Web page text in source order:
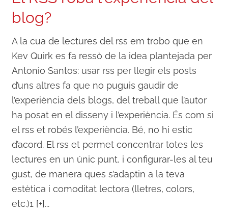
blog?
A la cua de lectures del rss em trobo que en
Kev Quirk es fa ressò de la idea plantejada per
Antonio Santos: usar rss per llegir els posts
d’uns altres fa que no puguis gaudir de
l’experiència dels blogs, del treball que l’autor
ha posat en el disseny i l’experiència. És com si
el rss et robés l’experiència. Bé, no hi estic
d’acord. El rss et permet concentrar totes les
lectures en un únic punt, i configurar-les al teu
gust, de manera ques s’adaptin a la teva
estètica i comoditat lectora (lletres, colors,
etc.)1 [+]...